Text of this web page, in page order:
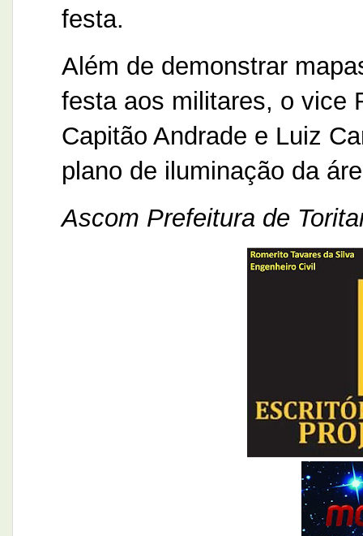
festa.
Além de demonstrar
festa aos militares, o vice
Capitão Andrade e Luiz
plano de iluminação da
Ascom Prefeitura de